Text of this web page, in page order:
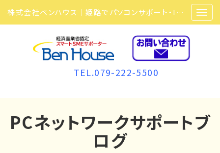
株式会社ベンハウス｜姫路でパソコンサポート・ITサポート・ITセキュリティ・複合機・ビジネスフォンなら弊社にお任せ
TEL.079-222-5500
PCネットワークサポートブ
ログ